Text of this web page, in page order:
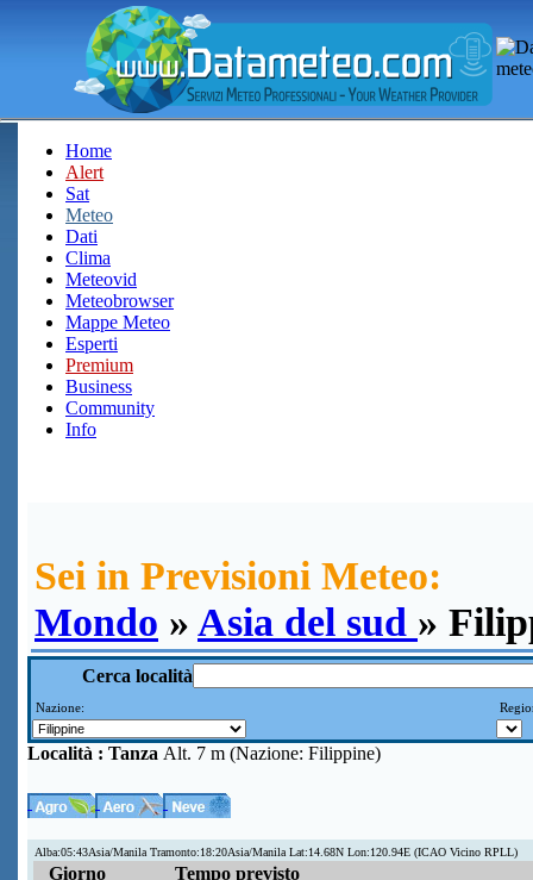
Home
Alert
Sat
Meteo
Dati
Clima
Meteovid
Meteobrowser
Mappe Meteo
Esperti
Premium
Business
Community
Info
Sei in Previsioni Meteo:
Mondo » Asia del sud »
Cerca località
Nazione:
Località : Tanza Alt. 7 m (Nazione: Filippine)
Alba:05:43Asia/Manila Tramonto:18:20Asia/Manila Lat:14.68N Lon:120.94E (ICAO Vicino RPLL)
Giorno
Tempo previsto